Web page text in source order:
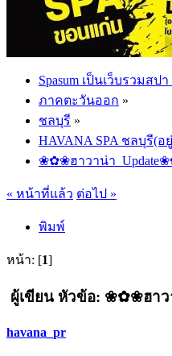
Spasum เป็นเว็บรวม
ภาคตะวันออก »
ชลบุรี »
HAVANA SPA ชลบุรี(
❀✿❀ฮาวาน่า
« หน้าที่แล้ว ต่อไป »
พิมพ์
หน้า: [1]
ผู้เขียน หัวข้อ: ❀✿❀ฮาว
havana_pr